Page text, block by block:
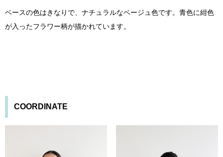
ベースの色はきなりで、ナチュラルなベージュ色です。青色に紺色
が入ったフラワー柄が描かれています。
COORDINATE